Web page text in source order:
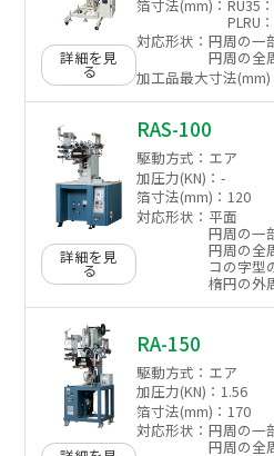
詳細を見
る
箔寸法(mm)：RU35
PLRU
対応形状：円周の一
円周の全
加工品最大寸法
詳細を見
る
RAS-100
駆動方式： エア
加圧力(KN)：-
箔寸法(mm)：120
対応形状： 平面
円周の一
円周の全
コの字型
楕円の外
RA-150
駆動方式： エア
加圧力(KN)：1.56
箔寸法(mm)： 170
対応形状：円周の一
円周の全